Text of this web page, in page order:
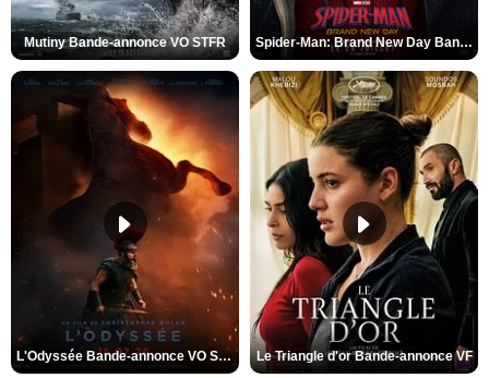
Mutiny Bande-annonce VO STFR Spider-Man: Brand New Day Bande-annonce VO STFR
L'Odyssée Bande-annonce VO STFR Le Triangle d'or Bande-annonce VF